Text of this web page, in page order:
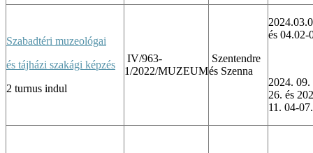
Szabadtéri muzeológai
és tájházi szakági képzés
2 turnus indul
IV/963-
1/2022/MUZEUM
Szentendre
és Szenna
és 04.02-
2024. 09.
26. és
11. 04-07.